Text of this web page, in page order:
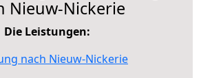
Nieuw-Nickerie
Die Leistungen:
nach Nieuw-Nickerie